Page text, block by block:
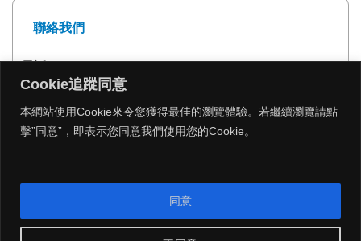
Cookie追蹤同意
本網站使用Cookie來令您獲得最佳的瀏覽體驗。若繼續瀏覽請點
擊”同意”，即表示您同意我們使用您的Cookie。
同意
聯絡我們
電話: 02-27239999
傳真: 02-27293399
MENU